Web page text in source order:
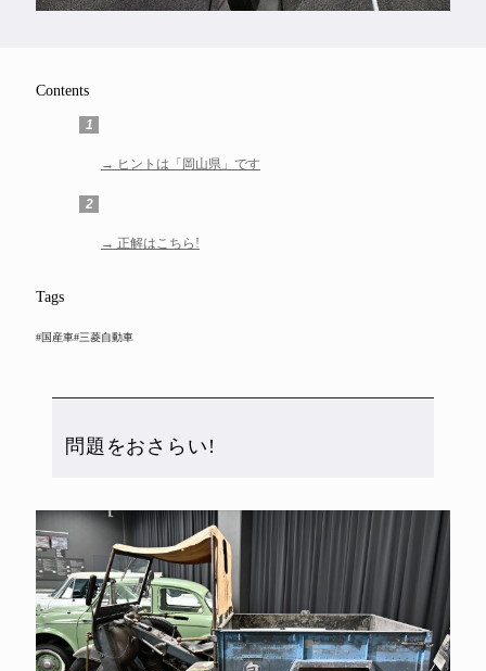
Contents
1
ヒントは「岡山県」です
2
正解はこちら!
Tags
#国産車#三菱自動車
問題をおさらい!